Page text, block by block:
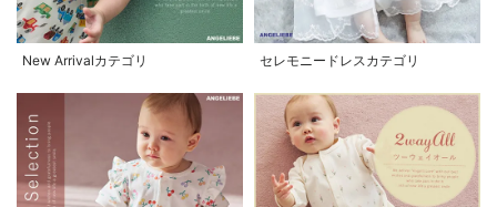
New Arrivalカテゴリ セレモニードレスカテゴリ